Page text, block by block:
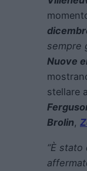
sempre
Nuove
stellare
Brolin,
“È stato